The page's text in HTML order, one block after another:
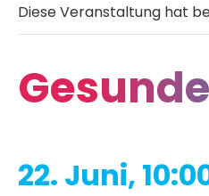
Diese Veranstaltung hat
22. Juni,